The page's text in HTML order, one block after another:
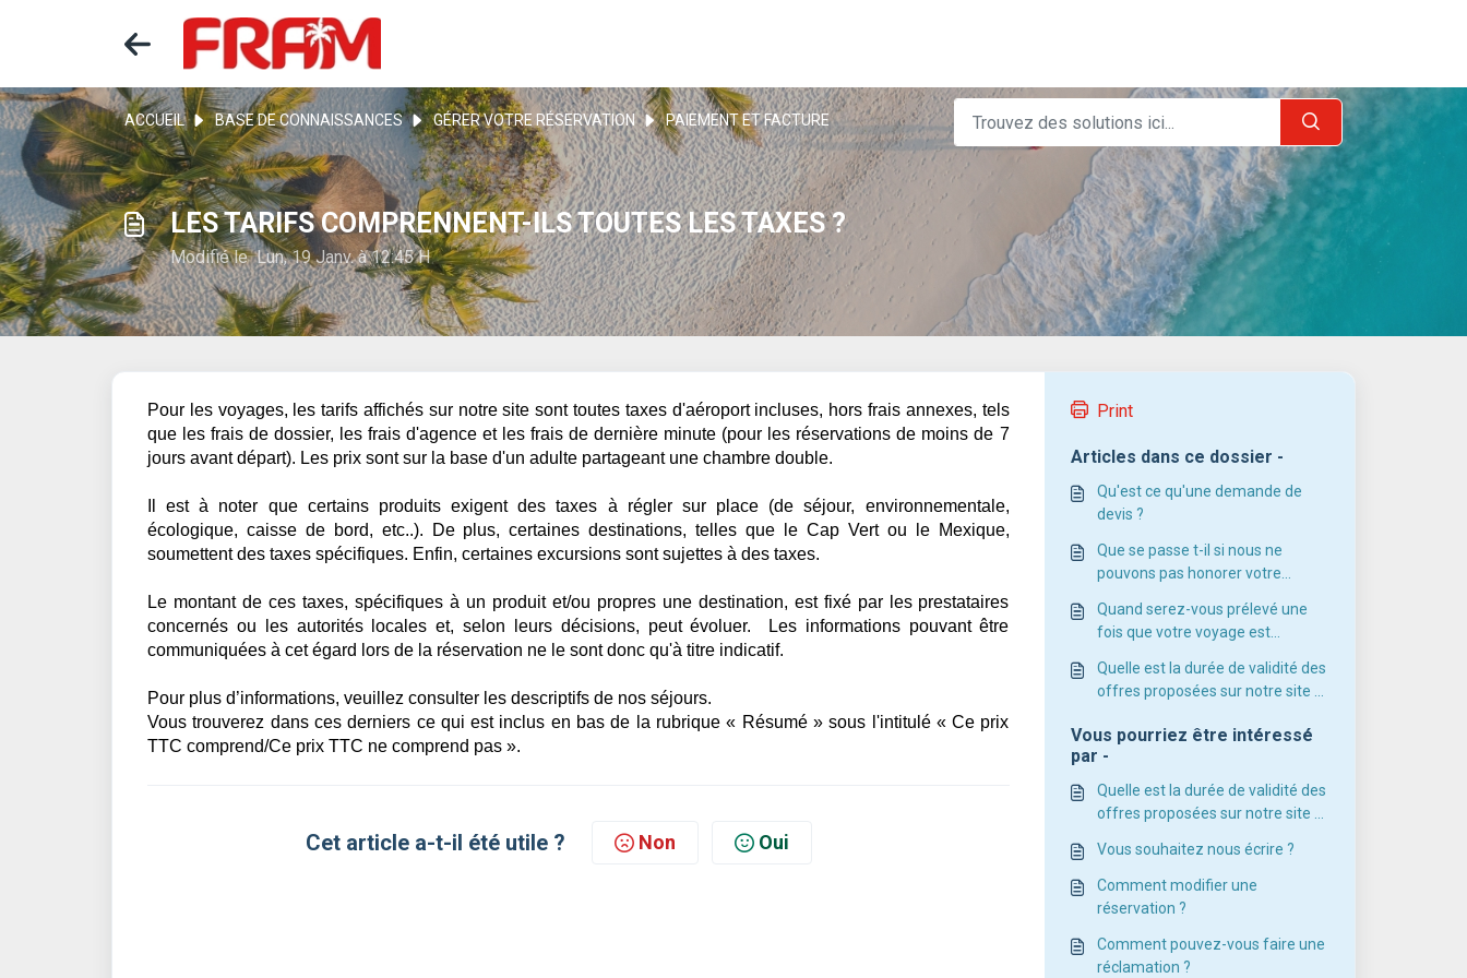
ACCUEIL BASE DE CONNAISSANCES GÉRER VOTRE RÉSERVATION PAIEMENT ET FACTURE
LES TARIFS COMPRENNENT-ILS TOUTES LES TAXES ?
Modifié le Lun, 19 Janv. à 12:45 H
Pour les voyages, les tarifs affichés sur notre site sont toutes taxes d'aéroport incluses, hors frais annexes, tels
que les frais de dossier, les frais d'agence et les frais de dernière minute (pour les réservations de moins de 7
jours avant départ). Les prix sont sur la base d'un adulte partageant une chambre double.
Il est à noter que certains produits exigent des taxes à régler sur place (de séjour, environnementale,
écologique, caisse de bord, etc..). De plus, certaines destinations, telles que le Cap Vert ou le Mexique,
soumettent des taxes spécifiques. Enfin, certaines excursions sont sujettes à des taxes.
Le montant de ces taxes, spécifiques à un produit et/ou propres une destination, est fixé par les prestataires
concernés ou les autorités locales et, selon leurs décisions, peut évoluer. Les informations pouvant être
communiquées à cet égard lors de la réservation ne le sont donc qu'à titre indicatif.
Pour plus d’informations, veuillez consulter les descriptifs de nos séjours.
Vous trouverez dans ces derniers ce qui est inclus en bas de la rubrique « Résumé » sous l'intitulé « Ce prix
TTC comprend/Ce prix TTC ne comprend pas ».
Cet article a-t-il été utile ? Non Oui
Print
Articles dans ce dossier -
Qu'est ce qu'une demande de
devis ?
Que se passe t-il si nous ne
pouvons pas honorer votre
Quand serez-vous prélevé une
fois que votre voyage est
Quelle est la durée de validité des
offres proposées sur notre site ?
évoluent-ils ?
Vous pourriez être intéressé
par -
Quelle est la durée de validité des
offres proposées sur notre site ?
évoluent-ils ?
Vous souhaitez nous écrire ?
Comment modifier une
réservation ?
Comment pouvez-vous faire une
réclamation ?